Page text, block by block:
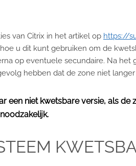
van Citrix in het artikel op https://
u dit kunt gebruiken om de
op eventuele secundaire. Na
hebben dat de zone niet langer
een niet kwetsbare versie, als